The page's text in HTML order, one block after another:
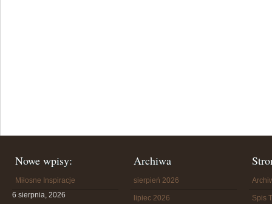
Nowe wpisy:
Miłosne Inspiracje
6 sierpnia, 2026
Archiwa
sierpień 2026
lipiec 2026 Spis